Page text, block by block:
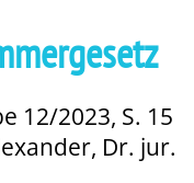
12/2023, S. 15
Dr. jur.